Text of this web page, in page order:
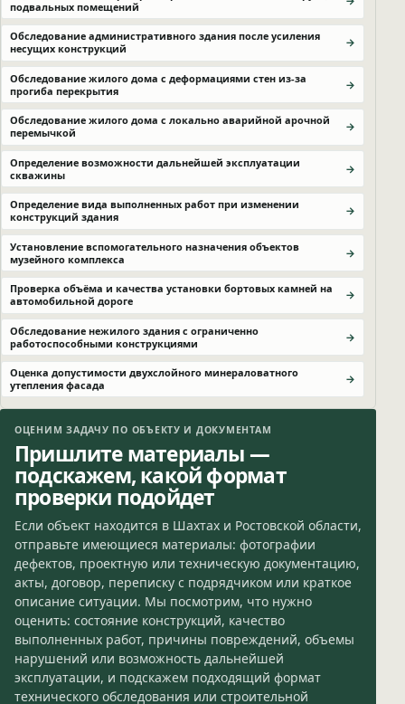
подвальных помещений
Обследование административного здания после усиления
несущих конструкций
Обследование жилого дома с деформациями стен из-за
прогиба перекрытия
Обследование жилого дома с локально аварийной арочной
перемычкой
Определение возможности дальнейшей эксплуатации
скважины
Определение вида выполненных работ при изменении
конструкций здания
Установление вспомогательного назначения объектов
музейного комплекса
Проверка объёма и качества установки бортовых камней на
автомобильной дороге
Обследование нежилого здания с ограниченно
работоспособными конструкциями
Оценка допустимости двухслойного минераловатного
утепления фасада
ОЦЕНИМ ЗАДАЧУ ПО ОБЪЕКТУ И ДОКУМЕНТАМ
Пришлите материалы —
подскажем, какой формат
проверки подойдет
Если объект находится в Шахтах и Ростовской области,
отправьте имеющиеся материалы: фотографии
дефектов, проектную или техническую документацию,
акты, договор, переписку с подрядчиком или краткое
описание ситуации. Мы посмотрим, что нужно
оценить: состояние конструкций, качество
выполненных работ, причины повреждений, объемы
нарушений или возможность дальнейшей
эксплуатации, и подскажем подходящий формат
технического обследования или строительной